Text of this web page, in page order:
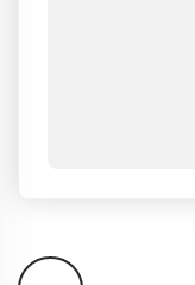
ÉVÈNEMENT